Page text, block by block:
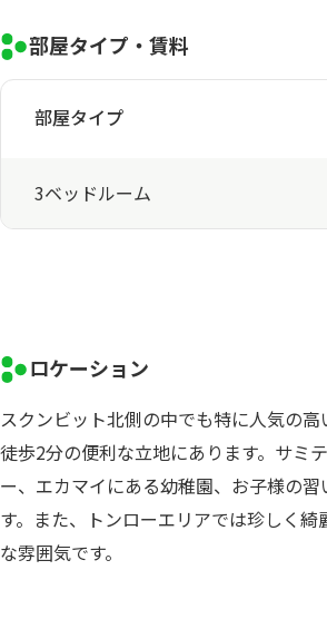
部屋タイプ・賃料
部屋タイプ
3ベッドルーム
ロケーション
スクンビット北側の中でも特に人気の
徒歩2分の便利な立地にあります。サミ
ー、エカマイにある幼稚園、お子様の
す。また、トンローエリアでは珍しく
な雰囲気です。